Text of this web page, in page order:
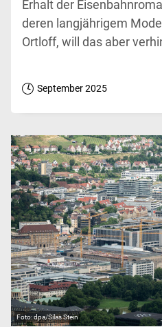
Erhalt der
deren langjährigem
Ortloff, will das aber
September 2025
dpa/Silas Stein